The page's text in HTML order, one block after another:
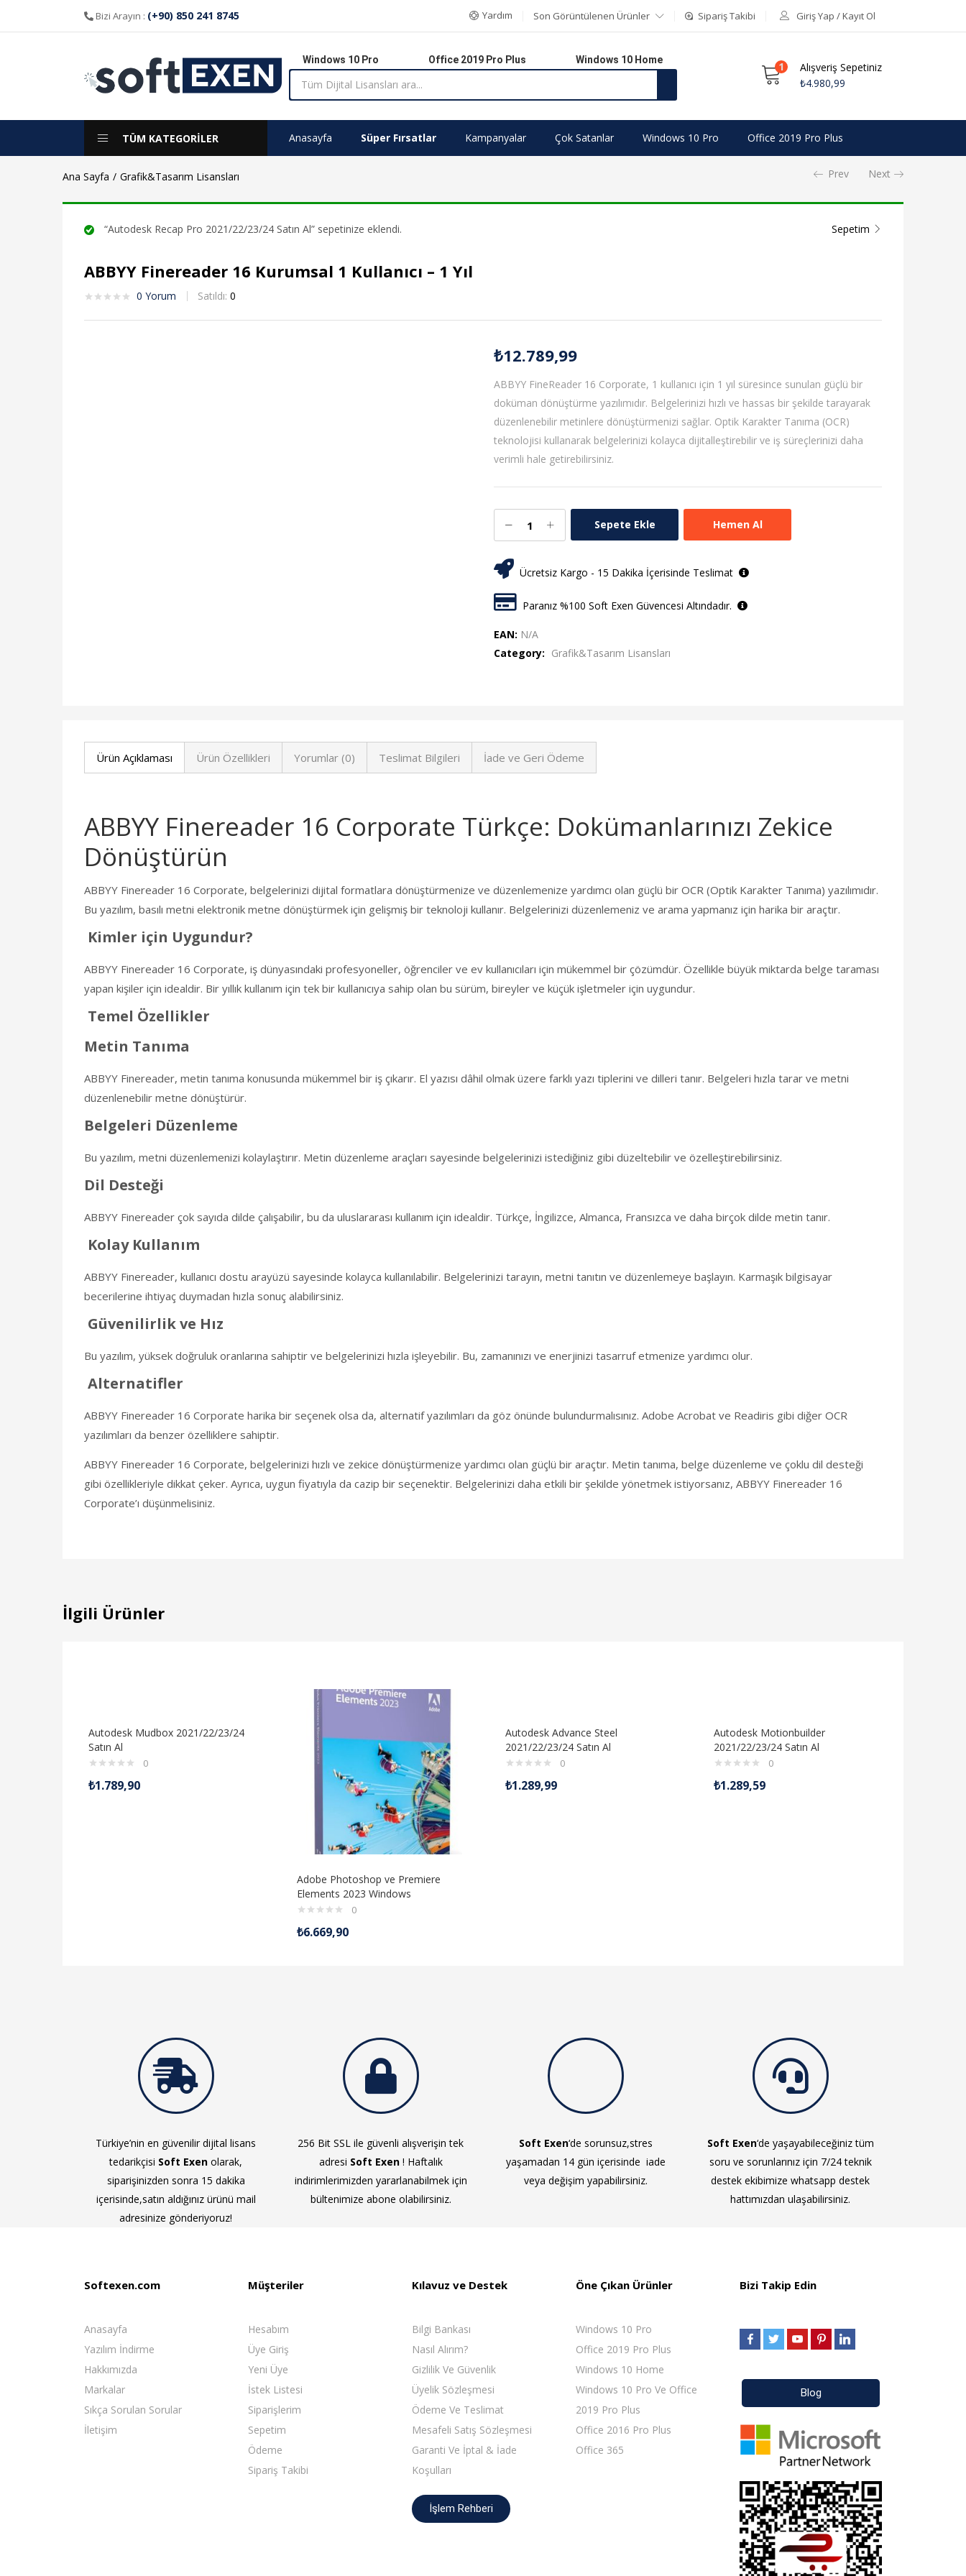
Bizi Arayın : (+90) 850 241 8745 Yardım Son Görüntülenen Ürünler Sipariş Takibi Giriş Yap / Kayıt Ol
Windows 10 Pro Office 2019 Pro Plus Windows 10 Home 1
Alışveriş Sepetiniz
₺4.980,99
TÜM KATEGORİLER Anasayfa Süper Fırsatlar Kampanyalar Çok Satanlar Windows 10 Pro Office 2019 Pro Plus
Ana Sayfa Grafik&Tasarım Lisansları Prev Next
“Autodesk Recap Pro 2021/22/23/24 Satın Al” sepetinize eklendi. Sepetim
ABBYY Finereader 16 Kurumsal 1 Kullanıcı – 1 Yıl
0 Yorum Satıldı: 0
₺12.789,99
ABBYY FineReader 16 Corporate, 1 kullanıcı için 1 yıl süresince sunulan güçlü bir
doküman dönüştürme yazılımıdır. Belgelerinizi hızlı ve hassas bir şekilde tarayarak
düzenlenebilir metinlere dönüştürmenizi sağlar. Optik Karakter Tanıma (OCR)
teknolojisi kullanarak belgelerinizi kolayca dijitalleştirebilir ve iş süreçlerinizi daha
verimli hale getirebilirsiniz.
Sepete Ekle Hemen Al
Ücretsiz Kargo - 15 Dakika İçerisinde Teslimat
Paranız %100 Soft Exen Güvencesi Altındadır.
EAN: N/A
Category: Grafik&Tasarım Lisansları
Ürün Açıklaması Ürün Özellikleri Yorumlar (0) Teslimat Bilgileri İade ve Geri Ödeme
ABBYY Finereader 16 Corporate Türkçe: Dokümanlarınızı Zekice
Dönüştürün
ABBYY Finereader 16 Corporate, belgelerinizi dijital formatlara dönüştürmenize ve düzenlemenize yardımcı olan güçlü bir OCR (Optik Karakter Tanıma) yazılımıdır.
Bu yazılım, basılı metni elektronik metne dönüştürmek için gelişmiş bir teknoloji kullanır. Belgelerinizi düzenlemeniz ve arama yapmanız için harika bir araçtır.
Kimler için Uygundur?
ABBYY Finereader 16 Corporate, iş dünyasındaki profesyoneller, öğrenciler ve ev kullanıcıları için mükemmel bir çözümdür. Özellikle büyük miktarda belge taraması
yapan kişiler için idealdir. Bir yıllık kullanım için tek bir kullanıcıya sahip olan bu sürüm, bireyler ve küçük işletmeler için uygundur.
Temel Özellikler
Metin Tanıma
ABBYY Finereader, metin tanıma konusunda mükemmel bir iş çıkarır. El yazısı dâhil olmak üzere farklı yazı tiplerini ve dilleri tanır. Belgeleri hızla tarar ve metni
düzenlenebilir metne dönüştürür.
Belgeleri Düzenleme
Bu yazılım, metni düzenlemenizi kolaylaştırır. Metin düzenleme araçları sayesinde belgelerinizi istediğiniz gibi düzeltebilir ve özelleştirebilirsiniz.
Dil Desteği
ABBYY Finereader çok sayıda dilde çalışabilir, bu da uluslararası kullanım için idealdir. Türkçe, İngilizce, Almanca, Fransızca ve daha birçok dilde metin tanır.
Kolay Kullanım
ABBYY Finereader, kullanıcı dostu arayüzü sayesinde kolayca kullanılabilir. Belgelerinizi tarayın, metni tanıtın ve düzenlemeye başlayın. Karmaşık bilgisayar
becerilerine ihtiyaç duymadan hızla sonuç alabilirsiniz.
Güvenilirlik ve Hız
Bu yazılım, yüksek doğruluk oranlarına sahiptir ve belgelerinizi hızla işleyebilir. Bu, zamanınızı ve enerjinizi tasarruf etmenize yardımcı olur.
Alternatifler
ABBYY Finereader 16 Corporate harika bir seçenek olsa da, alternatif yazılımları da göz önünde bulundurmalısınız. Adobe Acrobat ve Readiris gibi diğer OCR
yazılımları da benzer özelliklere sahiptir.
ABBYY Finereader 16 Corporate, belgelerinizi hızlı ve zekice dönüştürmenize yardımcı olan güçlü bir araçtır. Metin tanıma, belge düzenleme ve çoklu dil desteği
gibi özellikleriyle dikkat çeker. Ayrıca, uygun fiyatıyla da cazip bir seçenektir. Belgelerinizi daha etkili bir şekilde yönetmek istiyorsanız, ABBYY Finereader 16
Corporate’ı düşünmelisiniz.
İlgili Ürünler
Autodesk Mudbox 2021/22/23/24
Satın Al
0
₺1.789,90
Adobe Photoshop ve Premiere
Elements 2023 Windows
0
₺6.669,90
Autodesk Advance Steel
2021/22/23/24 Satın Al
0
₺1.289,99
Autodesk Motionbuilder
2021/22/23/24 Satın Al
0
₺1.289,59
Türkiye’nin en güvenilir dijital lisans
tedarikçisi Soft Exen olarak,
siparişinizden sonra 15 dakika
içerisinde,satın aldığınız ürünü mail
adresinize gönderiyoruz!
256 Bit SSL ile güvenli alışverişin tek
adresi Soft Exen ! Haftalık
indirimlerimizden yararlanabilmek için
bültenimize abone olabilirsiniz.
Soft Exen‘de sorunsuz,stres
yaşamadan 14 gün içerisinde iade
veya değişim yapabilirsiniz.
Soft Exen‘de yaşayabileceğiniz tüm
soru ve sorunlarınız için 7/24 teknik
destek ekibimize whatsapp destek
hattımızdan ulaşabilirsiniz.
Softexen.com
Anasayfa
Yazılım İndirme
Hakkımızda
Markalar
Sıkça Sorulan Sorular
İletişim
Müşteriler
Hesabım
Üye Giriş
Yeni Üye
İstek Listesi
Siparişlerim
Sepetim
Ödeme
Sipariş Takibi
Kılavuz ve Destek
Bilgi Bankası
Nasıl Alırım?
Gizlilik Ve Güvenlik
Üyelik Sözleşmesi
Ödeme Ve Teslimat
Mesafeli Satış Sözleşmesi
Garanti Ve İptal & İade
Koşulları
İşlem Rehberi
Öne Çıkan Ürünler
Windows 10 Pro
Office 2019 Pro Plus
Windows 10 Home
Windows 10 Pro Ve Office
2019 Pro Plus
Office 2016 Pro Plus
Office 365
Bizi Takip Edin
Blog